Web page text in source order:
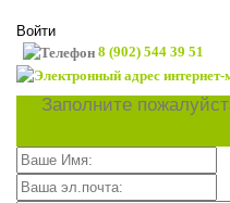
Войти
8 (902) 544 39 51
Заполните